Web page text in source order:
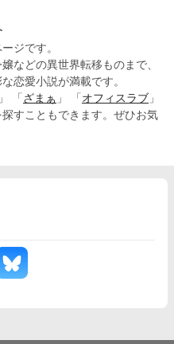
ジです。
などの異世界転移ものまで、
恋愛小説が満載です。
」 「 ざまぁ 」 「 オフィスラブ 」
すこともできます。ぜひお気